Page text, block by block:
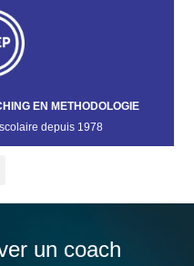
EN METHODOLOGIE
depuis 1978​
un coach